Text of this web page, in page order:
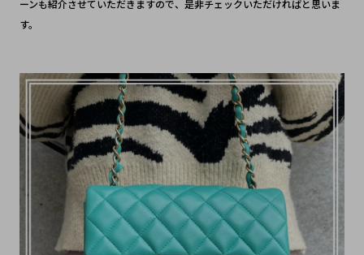
ーンも紹介させていただきますので、是非チェックいただければと思いま
す。